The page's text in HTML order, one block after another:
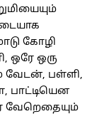
கோழி
ஒரே ஒரு
வேடன், பள்ளி,
பாட்டியென
வேறெதையும்